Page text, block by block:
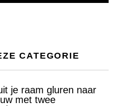
CATEGORIE
je raam gluren naar
met twee